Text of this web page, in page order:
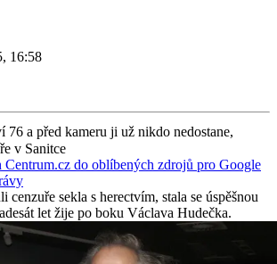
16:58
76 a před kameru ji už nikdo nedostane,
v Sanitce
Centrum.cz do oblíbených zdrojů pro Google
sekla s herectvím, stala se úspěšnou
let žije po boku Václava Hudečka.